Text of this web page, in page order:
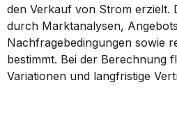
den Verkauf von Strom erzielt.
durch Marktanalysen,
Nachfragebedingungen sowie
bestimmt. Bei der Berechnung
Variationen und langfristige